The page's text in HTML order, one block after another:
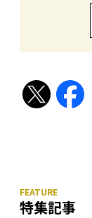
特集記事